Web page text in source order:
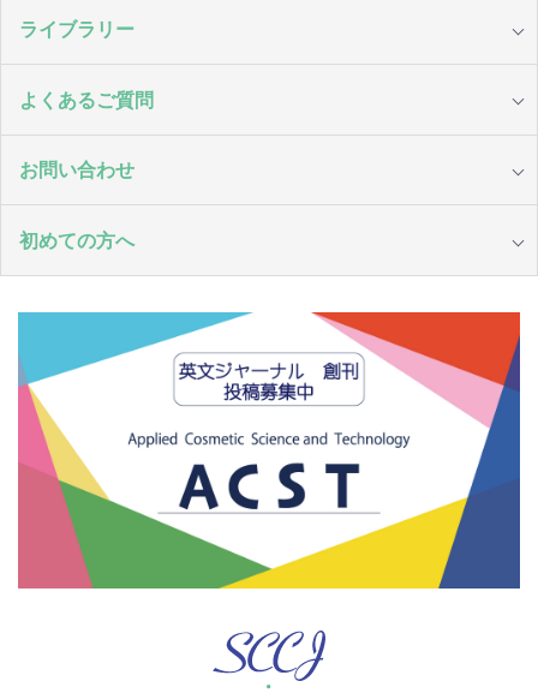
ライブラリー
よくあるご質問
お問い合わせ
初めての方へ